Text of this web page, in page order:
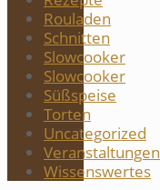
Rouladen
Schnitten
Slowcooker
Slowcooker
Süßspeise
Torten
Uncategorized
Veranstaltungen
Wissenswertes